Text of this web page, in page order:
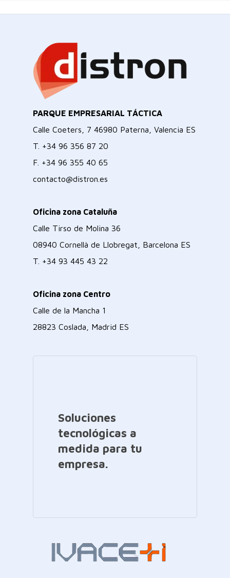
PARQUE EMPRESARIAL TÁCTICA
Calle Coeters, 7 46980 Paterna, Valencia ES
T. +34 96 356 87 20
F. +34 96 355 40 65
contacto@distron.es
Oficina zona Cataluña
Calle Tirso de Molina 36
08940 Cornellà de Llobregat, Barcelona ES
T. +34 93 445 43 22
Oficina zona Centro
Calle de la Mancha 1
28823 Coslada, Madrid ES
Soluciones
tecnológicas a
medida para tu
empresa.